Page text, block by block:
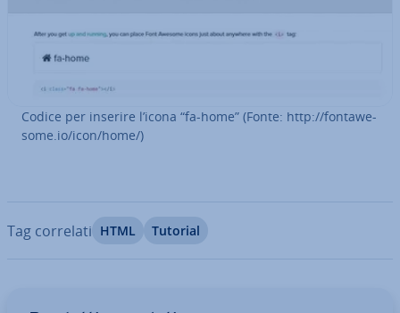
Codice per inserire l’icona “fa-home” (Fonte: http://fon­ta­we­
so­me.io/icon/home/)
Tag correlati HTML Tutorial